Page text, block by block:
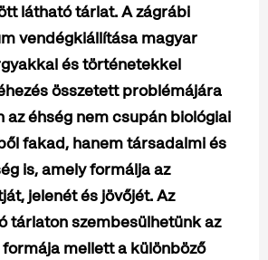
látható tárlat. A zágrábi
vendégkiállítása magyar
és történetekkel
összetett problémájára
az éhség nem csupán biológiai
fakad, hanem társadalmi és
is, amely formálja az
jelenét és jövőjét. Az
tárlaton szembesülhetünk az
mellett a különböző